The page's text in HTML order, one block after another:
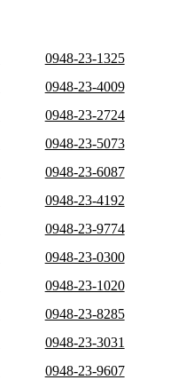
0948-23-1325
0948-23-4009
0948-23-2724
0948-23-5073
0948-23-6087
0948-23-4192
0948-23-9774
0948-23-0300
0948-23-1020
0948-23-8285
0948-23-3031
0948-23-9607